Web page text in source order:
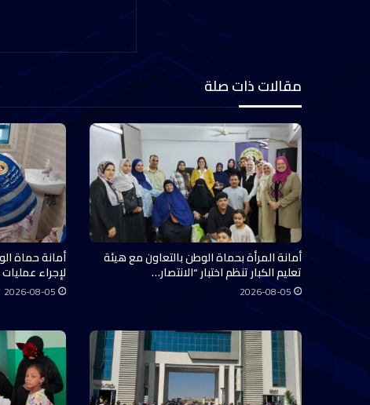
مقالات ذات صلة
أمانة المرأة بحماة الوطن بالتعاون مع هيئة
تعليم الكبار تنظم اختبار “الانتصار…
2026-08-05
أمانة حماة
لإجراء
2026-08-05